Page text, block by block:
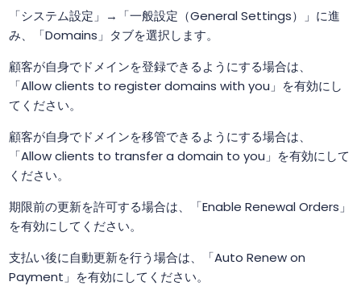
「システム設定」→「一般設定（General Settings）」に進
み、「Domains」タブを選択します。
顧客が自身でドメインを登録できるようにする場合は、
「Allow clients to register domains with you」を有効にし
てください。
顧客が自身でドメインを移管できるようにする場合は、
「Allow clients to transfer a domain to you」を有効にして
ください。
期限前の更新を許可する場合は、「Enable Renewal Orders」
を有効にしてください。
支払い後に自動更新を行う場合は、「Auto Renew on
Payment」を有効にしてください。